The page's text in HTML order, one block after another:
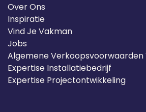
Over Ons
Inspiratie
Vind Je Vakman
Jobs
Algemene Verkoopsvoorwaarden
Expertise Installatiebedrijf
Expertise Projectontwikkeling